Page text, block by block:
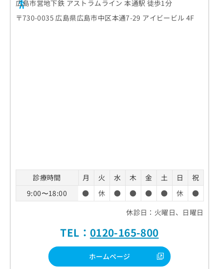
広島市営地下鉄 アストラムライン 本通駅 徒歩1分
〒730-0035 広島県広島市中区本通7-29 アイビービル 4F
診療時間 月 火 水 木 金 土 日
祝
9:00〜18:00
● 休 ● ● ● ● 休
●
休診日：火曜日、日曜日
TEL： 0120-165-800
ホームページ